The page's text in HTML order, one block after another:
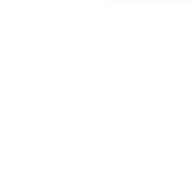
Мы